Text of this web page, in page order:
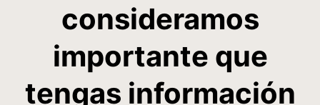
consideramos
importante que
tengas información